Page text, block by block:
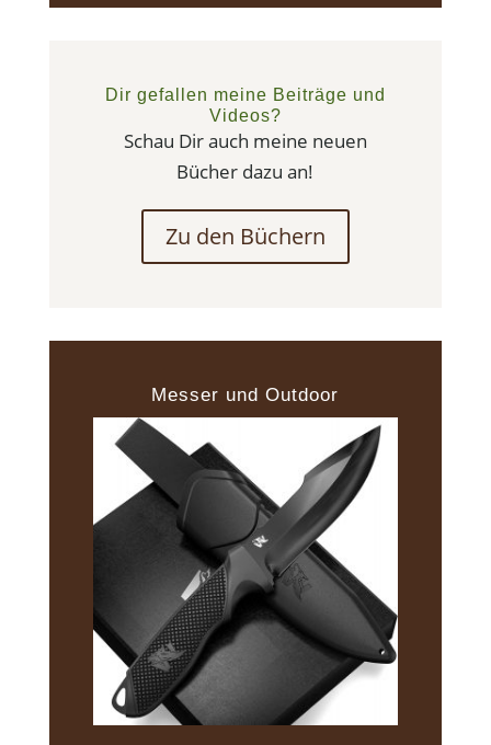
Dir gefallen meine Beiträge und
Videos?
Schau Dir auch meine neuen
Bücher dazu an!
Zu den Büchern
Messer und Outdoor